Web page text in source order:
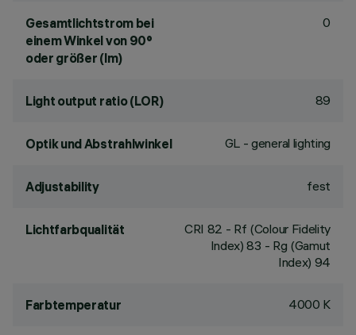
Gesamtlichtstrom bei
einem Winkel von 90°
oder größer (lm)
0
Light output ratio (LOR) 89
Optik und Abstrahlwinkel GL - general lighting
Adjustability fest
Lichtfarbqualität CRI 82 - Rf (Colour Fidelity
Index) 83 - Rg (Gamut
Index) 94
Farbtemperatur 4000 K